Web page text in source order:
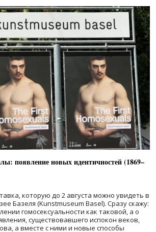
появление новых идентичностей (1869–
которую до 2 августа можно увидеть в
Базеля (Kunstmuseum Basel). Сразу скажу:
гомосексуальности как таковой, а о
существовавшего испокон веков,
а вместе с ними и новые способы